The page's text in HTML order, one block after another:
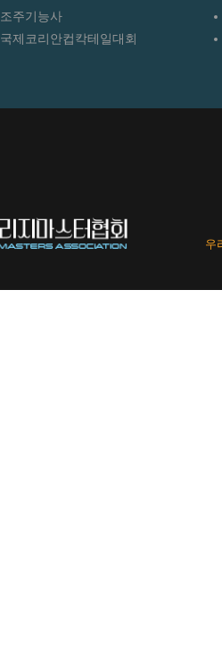
조주기능사
국제코리안컵칵테일대회
우